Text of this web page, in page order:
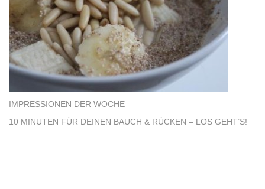
IMPRESSIONEN DER WOCHE
10 MINUTEN FÜR DEINEN BAUCH & RÜCKEN – LOS GEHT’S!